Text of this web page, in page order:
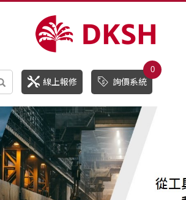
線上報修 詢價系統
0